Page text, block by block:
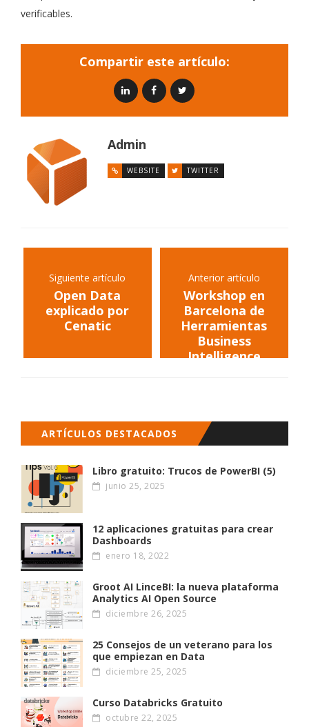
verificables.
Compartir este artículo:
Admin
WEBSITE TWITTER
Siguiente artículo
Open Data
explicado por
Cenatic
Anterior artículo
Workshop en
Barcelona de
Herramientas
Business
Intelligence
ARTÍCULOS DESTACADOS
Libro gratuito: Trucos de PowerBI (5)
junio 25, 2025
12 aplicaciones gratuitas para crear
Dashboards
enero 18, 2022
Groot AI LinceBI: la nueva plataforma
Analytics AI Open Source
diciembre 26, 2025
25 Consejos de un veterano para los
que empiezan en Data
diciembre 25, 2025
Curso Databricks Gratuito
octubre 22, 2025